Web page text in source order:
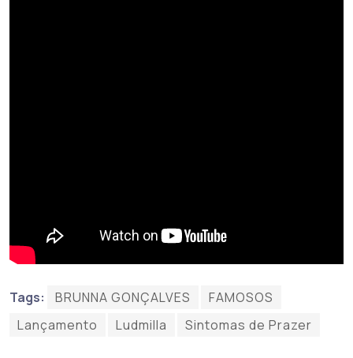
Tags: BRUNNA GONÇALVES
FAMOSOS
Lançamento
Ludmilla Sintomas de Prazer